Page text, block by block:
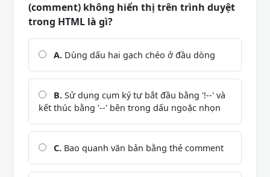
(comment) không hiển thị trên trình duyệt
trong HTML là gì?
A. Dùng dấu hai gạch chéo ở đầu dòng
B. Sử dụng cụm ký tự bắt đầu bằng '!--' và
kết thúc bằng '--' bên trong dấu ngoặc nhọn
C. Bao quanh văn bản bằng thẻ comment